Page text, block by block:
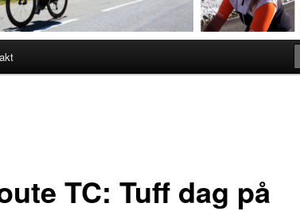
TC: Tuff dag på